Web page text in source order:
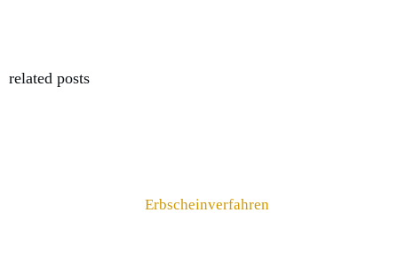
related posts
Erbscheinverfahren